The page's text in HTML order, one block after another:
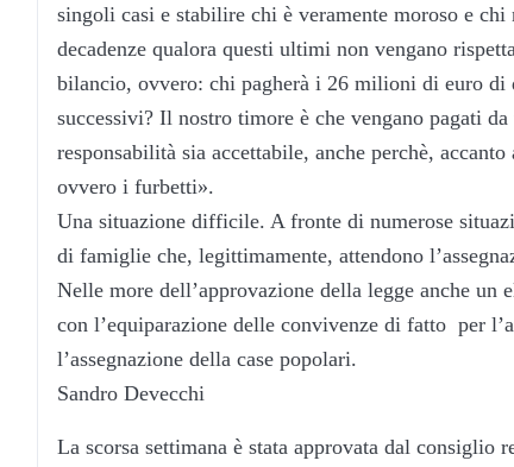
singoli casi e stabilire chi è veramente moroso e
decadenze qualora questi ultimi non vengano
bilancio, ovvero: chi pagherà i 26 milioni di euro
successivi? Il nostro timore è che vengano pagati
responsabilità sia accettabile, anche perchè,
ovvero i furbetti».
Una situazione difficile. A fronte di numerose
di famiglie che, legittimamente, attendono
Nelle more dell’approvazione della legge anche
con l’equiparazione delle convivenze di fatto per
l’assegnazione della case popolari.
Sandro Devecchi
La scorsa settimana è stata approvata dal